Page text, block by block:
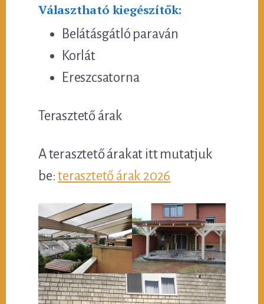
Választható kiegészítők:
Belátásgátló paraván
Korlát
Ereszcsatorna
Terasztető árak
A terasztető árakat itt mutatjuk
be:terasztető árak 2026